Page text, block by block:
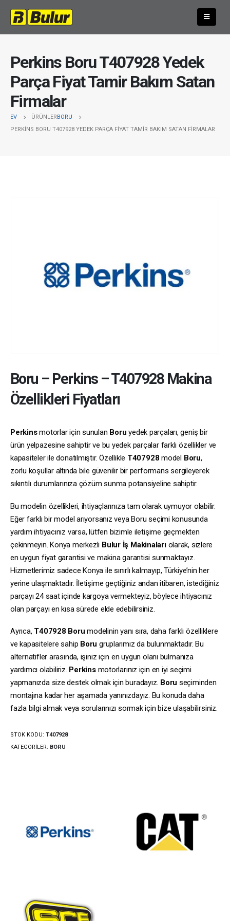
Perkins Boru T407928 Yedek
Parça Fiyat Tamir Bakım Satan
Firmalar
EV ÜRÜNLERBORU
PERKINS BORU T407928 YEDEK PARÇA FIYAT TAMIR BAKIM SATAN FIRMALAR
Boru – Perkins–T407928Makina
Özellikleri Fiyatları
Perkinsmotorlar için sunulan Boru yedek parçaları, geniş bir
ürün yelpazesine sahiptir ve bu yedek parçalar farklı özellikler ve
kapasiteler ile donatılmıştır. Özellikle T407928 model Boru,
zorlu koşullar altında bile güvenilir bir performans sergileyerek
sıkıntılı durumlarınıza çözüm sunma potansiyeline sahiptir.
Bu modelin özellikleri, ihtiyaçlarınıza tam olarak uymuyor olabilir.
Eğer farklı bir model arıyorsanız veya Boru seçimi konusunda
yardım ihtiyacınız varsa, lütfen bizimle iletişime geçmekten
çekinmeyin. Konya merkezli Bulur İş Makinalarıolarak, sizlere
en uygun fiyat garantisi ve makina garantisi sunmaktayız.
Hizmetlerimiz sadece Konya ile sınırlı kalmayıp, Türkiye’nin her
yerine ulaşmaktadır. İletişime geçtiğiniz andan itibaren, istediğiniz
parçayı 24 saat içinde kargoya vermekteyiz, böylece ihtiyacınız
olan parçayı en kısa sürede elde edebilirsiniz.
Ayrıca, T407928 Boru modelinin yanı sıra, daha farklı özelliklere
ve kapasitelere sahip Boru gruplarımız da bulunmaktadır. Bu
alternatifler arasında, işiniz için en uygun olanı bulmanıza
yardımcı olabiliriz. Perkinsmotorlarınız için en iyi seçimi
yapmanızda size destek olmak için buradayız. Boru seçiminden
montajına kadar her aşamada yanınızdayız. Bu konuda daha
fazla bilgi almak veya sorularınızı sormak için bize ulaşabilirsiniz.
STOK KODU: T407928
KATEGORILER: BORU